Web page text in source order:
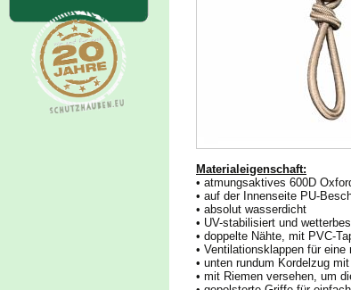
Materialeigenschaft:
• atmungsaktives 600D
• auf der Innenseite PU-
• absolut wasserdicht
• UV-stabilisiert und
• doppelte Nähte, mit PVC-
• Ventilationsklappen für
• unten rundum Kordelzug
• mit Riemen versehen, um